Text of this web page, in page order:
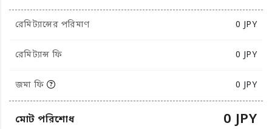
রেমিট্যান্সের পরিমাণ 0 JPY
রেমিট্যান্স ফি 0 JPY
জমা ফি 0 JPY
মোট পরিশোধ 0 JPY